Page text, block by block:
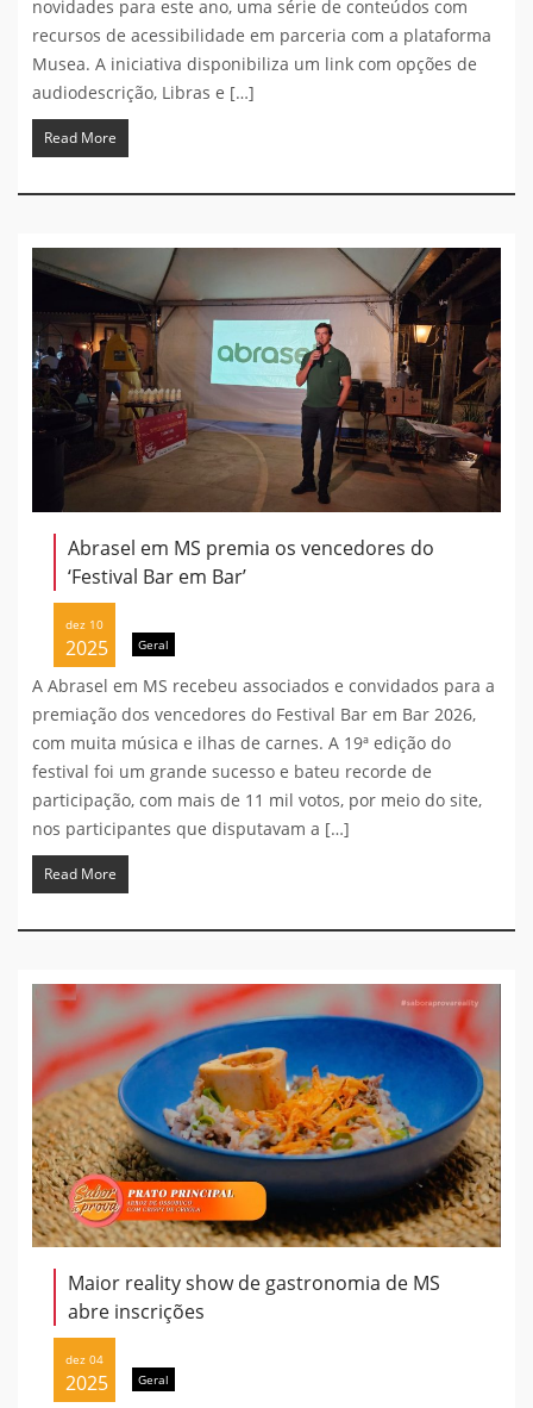
novidades para este ano, uma série de conteúdos com
recursos de acessibilidade em parceria com a plataforma
Musea. A iniciativa disponibiliza um link com opções de
audiodescrição, Libras e […]
Read More
Abrasel em MS premia os vencedores do
‘Festival Bar em Bar’
dez 10
2025 Geral
A Abrasel em MS recebeu associados e convidados para a
premiação dos vencedores do Festival Bar em Bar 2026,
com muita música e ilhas de carnes. A 19ª edição do
festival foi um grande sucesso e bateu recorde de
participação, com mais de 11 mil votos, por meio do site,
nos participantes que disputavam a […]
Read More
Maior reality show de gastronomia de MS
abre inscrições
dez 04
2025 Geral